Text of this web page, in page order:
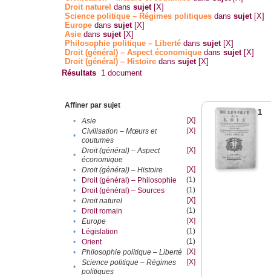
Droit naturel danssujet [X]
Science politique – Régimes politiques danssujet [X]
Europe danssujet [X]
Asie danssujet [X]
Philosophie politique – Liberté danssujet [X]
Droit (général) – Aspect économique danssujet [X]
Droit (général) – Histoire danssujet [X]
Résultats 1 document
Affiner par sujet
•
Asie
[X]
•
Civilisation – Mœurs et
coutumes
[X]
•
Droit (général) – Aspect
économique
[X]
• Droit (général) – Histoire
[X]
•
Droit (général) – Philosophie
(1)
•
Droit (général) – Sources
(1)
•
Droit naturel
[X]
•
Droit romain
(1)
•
Europe
[X]
•
Législation
(1)
•
Orient
(1)
•
Philosophie politique – Liberté
[X]
•
Science politique – Régimes
politiques
[X]
1